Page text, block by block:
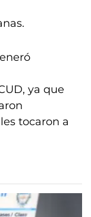
ya que
tocaron a